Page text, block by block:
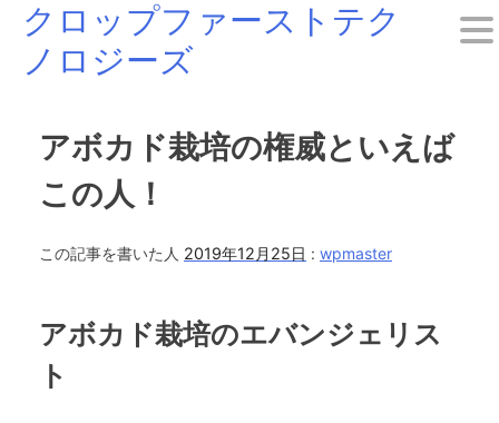
Skipクロップファーストテク
ノロジーズ
アボカド栽培の権威といえば
この人！
この記事を書いた人 2019年12月25日 : wpmaster
アボカド栽培のエバンジェリス
ト